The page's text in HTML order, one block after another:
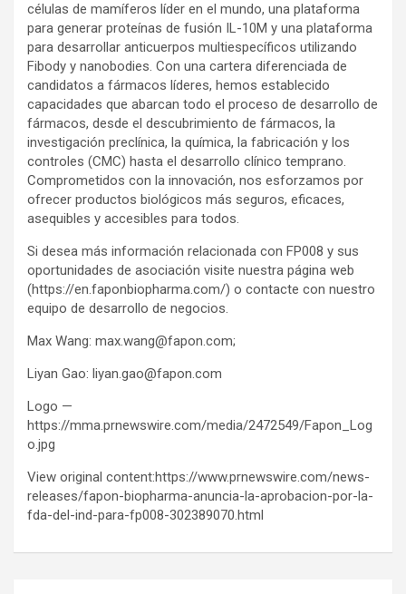
células de mamíferos líder en el mundo, una plataforma
para generar proteínas de fusión IL-10M y una plataforma
para desarrollar anticuerpos multiespecíficos utilizando
Fibody y nanobodies. Con una cartera diferenciada de
candidatos a fármacos líderes, hemos establecido
capacidades que abarcan todo el proceso de desarrollo de
fármacos, desde el descubrimiento de fármacos, la
investigación preclínica, la química, la fabricación y los
controles (CMC) hasta el desarrollo clínico temprano.
Comprometidos con la innovación, nos esforzamos por
ofrecer productos biológicos más seguros, eficaces,
asequibles y accesibles para todos.
Si desea más información relacionada con FP008 y sus
oportunidades de asociación visite nuestra página web
(https://en.faponbiopharma.com/) o contacte con nuestro
equipo de desarrollo de negocios.
Max Wang: max.wang@fapon.com;
Liyan Gao: liyan.gao@fapon.com
Logo —
https://mma.prnewswire.com/media/2472549/Fapon_Log
o.jpg
View original content:https://www.prnewswire.com/news-
releases/fapon-biopharma-anuncia-la-aprobacion-por-la-
fda-del-ind-para-fp008-302389070.html